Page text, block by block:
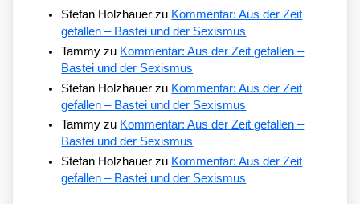
Stefan Holzhauer zu Kommentar: Aus der Zeit
gefallen – Bastei und der Sexismus
Tammy zu Kommentar: Aus der Zeit gefallen –
Bastei und der Sexismus
Stefan Holzhauer zu Kommentar: Aus der Zeit
gefallen – Bastei und der Sexismus
Tammy zu Kommentar: Aus der Zeit gefallen –
Bastei und der Sexismus
Stefan Holzhauer zu Kommentar: Aus der Zeit
gefallen – Bastei und der Sexismus